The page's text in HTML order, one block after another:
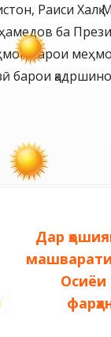
Раиси Халқ
ба
барои
барои
запись:
Дар